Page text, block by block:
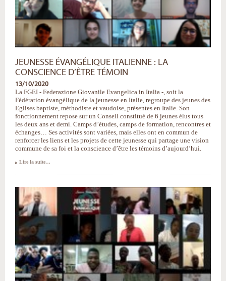
JEUNESSE ÉVANGÉLIQUE ITALIENNE : LA
CONSCIENCE D’ÊTRE TÉMOIN
13/10/2020
La FGEI - Federazione Giovanile Evangelica in Italia -, soit la
Fédération évangélique de la jeunesse en Italie, regroupe des jeunes des
Eglises baptiste, méthodiste et vaudoise, présentes en Italie. Son
fonctionnement repose sur un Conseil constitué de 6 jeunes élus tous
les deux ans et demi. Camps d’études, camps de formation, rencontres et
échanges… Ses activités sont variées, mais elles ont en commun de
renforcer les liens et les projets de cette jeunesse qui partage une vision
commune de sa foi et la conscience d’être les témoins d’aujourd’hui.
Jeunesse
conscience
d’être
témoin
-
Lire la suite…